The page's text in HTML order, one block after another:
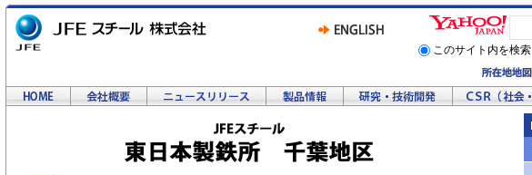
このサイト内を検索